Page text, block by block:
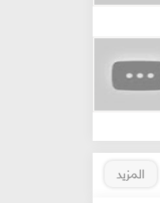
عيد العرش المجيد: رمز
والشعب
المزيد